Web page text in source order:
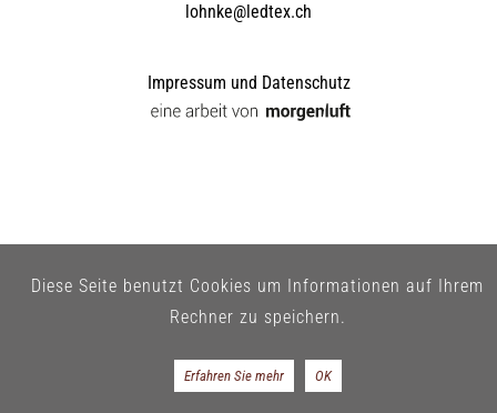
lohnke@ledtex.ch
Impressum und Datenschutz
Diese Seite benutzt Cookies um Informationen auf Ihrem
Rechner zu speichern.
Erfahren Sie mehr OK